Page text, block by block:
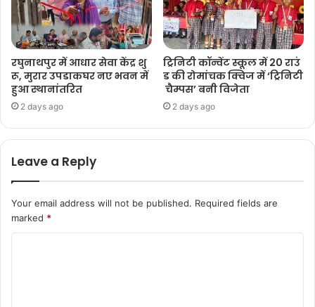
रघुनाथपुर में आधार सेवा केंद्र शु
रू, मुरार उपडाकघर नए भवन में
हुआ स्थानांतरित
2 days ago
ट्रिनिटी कॉन्वेंट स्कूल में 20 राउं
ड की रोमांचक क्विज में ‘ट्रिनिटी
चैम्पस’ बनी विजेता
2 days ago
Leave a Reply
Your email address will not be published. Required fields are
marked *